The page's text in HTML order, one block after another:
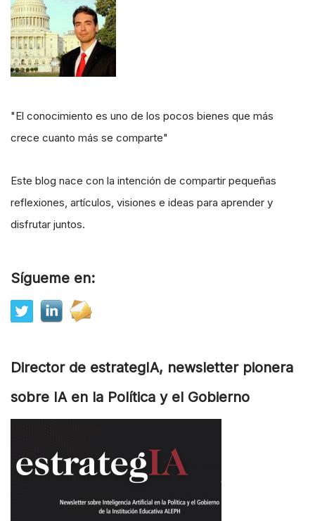
"El conocimiento es uno de los pocos bienes que más
crece cuanto más se comparte"
Este blog nace con la intención de compartir pequeñas
reflexiones, artículos, visiones e ideas para aprender y
disfrutar juntos.
Sígueme en:
Director de estrategIA, newsletter pionera
sobre IA en la Política y el Gobierno